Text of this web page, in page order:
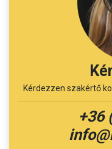
Kérdezzen szakértő
+36